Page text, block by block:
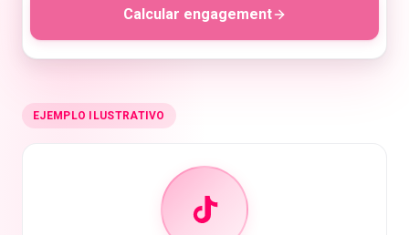
🇪🇸ES
Calcular engagement
EJEMPLO ILUSTRATIVO